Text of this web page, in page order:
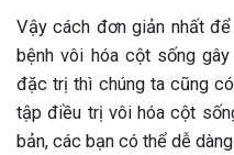
Vậy cách đơn giản nhất
bệnh vôi hóa cột sống
đặc trị thì chúng ta cũng
tập điều trị vôi hóa cột
bản, các bạn có thể dễ